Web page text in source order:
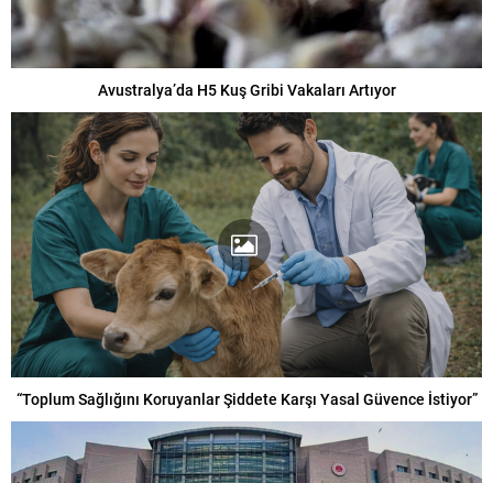
Avustralya’da H5 Kuş Gribi Vakaları Artıyor
“Toplum Sağlığını Koruyanlar Şiddete Karşı Yasal Güvence İstiyor”